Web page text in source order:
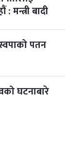
: मन्त्री बादी
पतन
घटनाबारे